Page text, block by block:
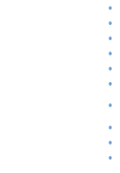
•
•
•
•
•
•
•
•
•
•